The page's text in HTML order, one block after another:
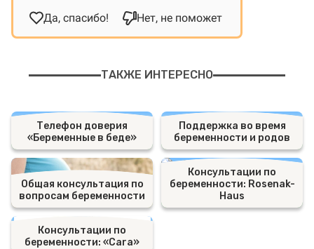
Да, спасибо!
Нет, не поможет
ТАКЖЕ ИНТЕРЕСНО
Телефон доверия
«Беременные в беде»
Поддержка во время
беременности и родов
Общая консультация по
вопросам беременности
Консультации по
беременности: Rosenak-
Haus
Консультации по
беременности: «Cara»